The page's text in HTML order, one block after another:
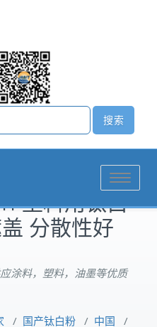
Toggle
塑料用钛白
分散性好
涂料，塑料，油墨等优质
/ 国产钛白粉 / 中国
/